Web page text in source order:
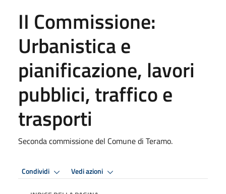
II Commissione:
Urbanistica e
pianificazione, lavori
pubblici, traffico e
trasporti
Seconda commissione del Comune di Teramo.
Condividi Vedi azioni